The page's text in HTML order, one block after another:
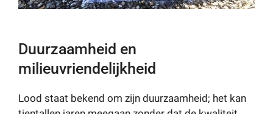
Duurzaamheid en
milieuvriendelijkheid
Lood staat bekend om zijn duurzaamheid; het kan